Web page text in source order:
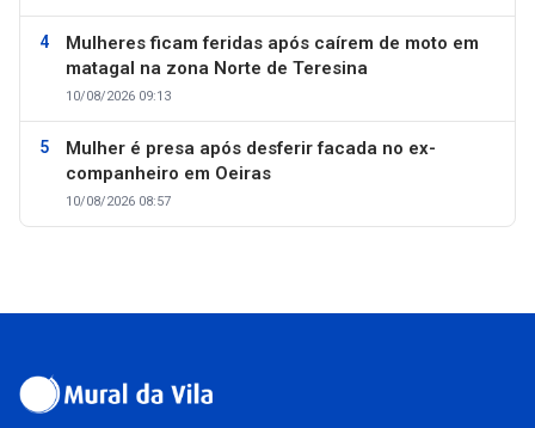
Mulheres ficam feridas após caírem de moto em
matagal na zona Norte de Teresina
10/08/2026 09:13
Mulher é presa após desferir facada no ex-
companheiro em Oeiras
10/08/2026 08:57